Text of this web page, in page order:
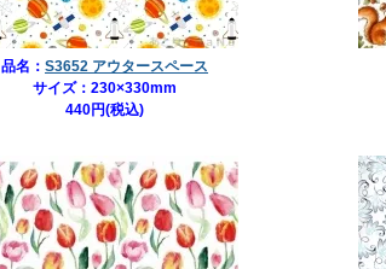
品名： S3652 アウタースペース
サイズ：230×330mm
440円(税込)